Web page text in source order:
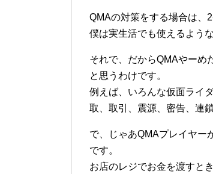
QMAの対策をする場合は、
僕は実生活でも使えるよう
それで、だからQMAやーめ
と思うわけです。
例えば、いろんな仮面ライ
取、取引、震源、密告、連
で、じゃあQMAプレイヤー
です。
お店のレジでお金を渡すと